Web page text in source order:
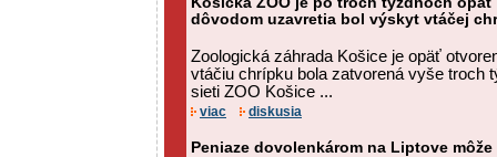
dôvodom uzavretia bol výskyt vtáčej
Zoologická záhrada Košice je opäť
vtáčiu chrípku bola zatvorená vyše troch
sieti ZOO Košice ...
viac diskusia
Peniaze dovolenkárom na Liptove